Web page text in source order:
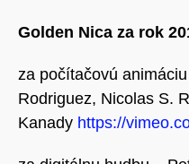
Golden Nica za rok
za počítačovú
Rodriguez, Nicolas S.
Kanady https://